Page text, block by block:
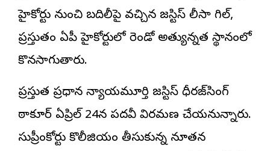
హైకోర్టు నుంచి బదిలీపై వచ్చిన జస్టిస్ లీసా గిల్,
ప్రస్తుతం ఏపీ హైకోర్టులో రెండో అత్యున్నత స్థానంలో
కొనసాగుతారు.
ప్రస్తుత ప్రధాన న్యాయమూర్తి జస్టిస్ ధీరజ్‌సింగ్
ఠాకూర్ ఏప్రిల్ 24న పదవీ విరమణ చేయనున్నారు.
సుప్రీంకోర్టు కొలీజియం తీసుకున్న నూతన